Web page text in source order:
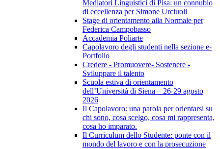
Mediatori Linguistici di Pisa: un connubio
di eccellenza per Simone Urciuoli
Stage di orientamento alla Normale per
Federica Campobasso
Accademia Poliarte
Capolavoro degli studenti nella sezione e-
Portfolio
Credere - Promuovere- Sostenere -
Sviluppare il talento
Scuola estiva di orientamento
dell’Università di Siena – 26-29 agosto
2026
Il Capolavoro: una parola per orientarsi su
chi sono, cosa scelgo, cosa mi rappresenta,
cosa ho imparato.
Il Curriculum dello Studente: ponte con il
mondo del lavoro e con la prosecuzione